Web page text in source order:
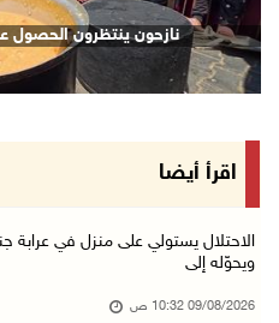
إجلاء آلاف السكان مع اتساع
09/آب/2026 09:41 ص
جيش الاحتلال يواصل نسف
الاحتلال يطلق النار على راعي
الملتقى الثاني لـ"شعراء من أجل
09/آب/2026 09:13 ص
مستعمرون إرهابيون يحرقون
نازحون ينتظرون
اقرأ أيضا
الاحتلال يستولي على منزل في عرابة
ويحوّله إلى
09/08/2026 10:32 ص